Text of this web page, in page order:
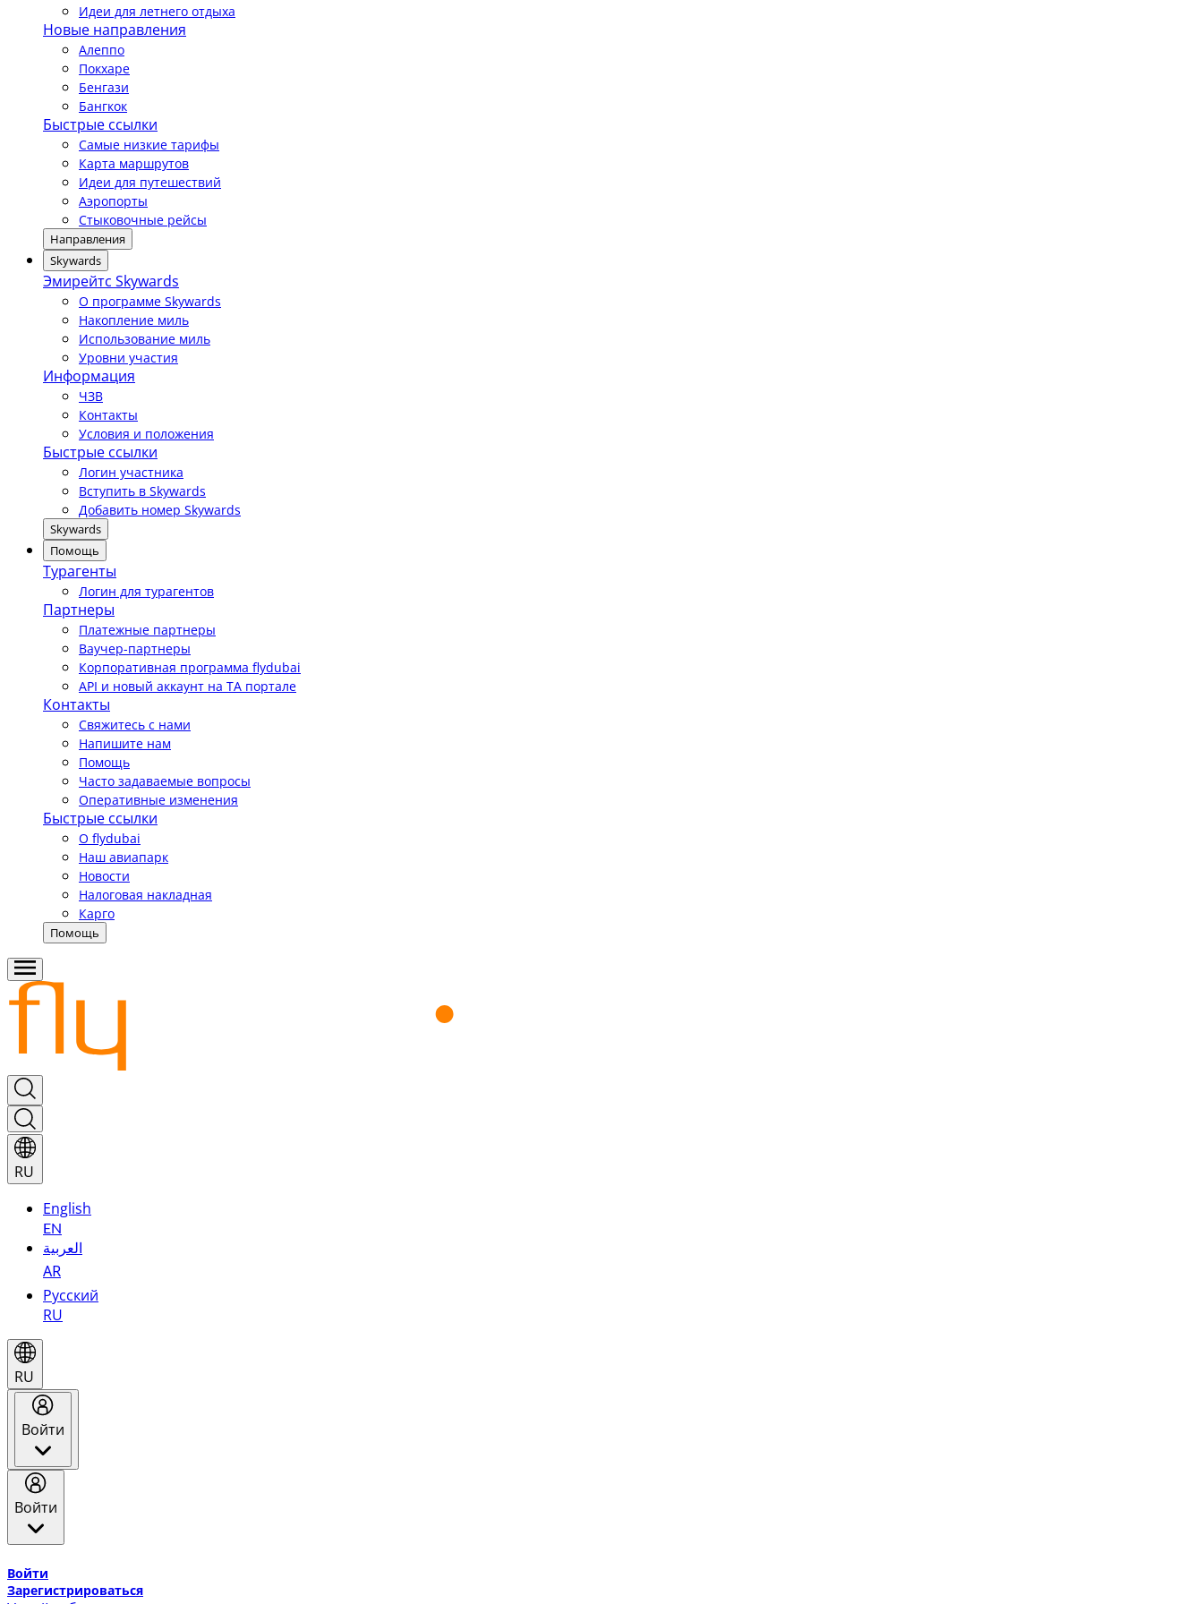
Идеи для летнего отдыха
Новые направления
Алеппо
Покхаре
Бенгази
Бангкок
Быстрые ссылки
Самые низкие тарифы
Карта маршрутов
Идеи для путешествий
Аэропорты
Стыковочные рейсы
Направления
Skywards
Эмирейтс Skywards
О программе Skywards
Накопление миль
Использование миль
Уровни участия
Информация
ЧЗВ
Контакты
Условия и положения
Быстрые ссылки
Логин участника
Вступить в Skywards
Добавить номер Skywards
Skywards
Помощь
Турагенты
Логин для турагентов
Партнеры
Платежные партнеры
Ваучер-партнеры
Корпоративная программа flydubai
API и новый аккаунт на TA портале
Контакты
Свяжитесь с нами
Напишите нам
Помощь
Часто задаваемые вопросы
Оперативные изменения
Быстрые ссылки
О flydubai
Наш авиапарк
Новости
Налоговая накладная
Карго
Помощь
RU
English
EN
العربية
AR
Русский
RU
RU
Войти
Войти
Войти
Зарегистрироваться